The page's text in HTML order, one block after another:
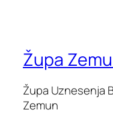
Župa
Župa Uznesenja
Zemun